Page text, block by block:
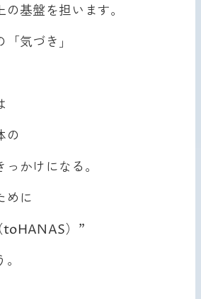
基盤を担います。
気づき」
の
かけになる。
めに
toHANAS）”